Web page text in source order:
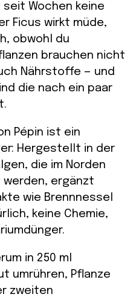
Wochen keine
Ficus wirkt müde,
obwohl du
brauchen nicht
Nährstoffe — und
die nach ein paar
Pépin ist ein
Hergestellt in der
die im Norden
ergänzt
wie Brennnessel
keine Chemie,
in 250 ml
umrühren, Pflanze
zweiten